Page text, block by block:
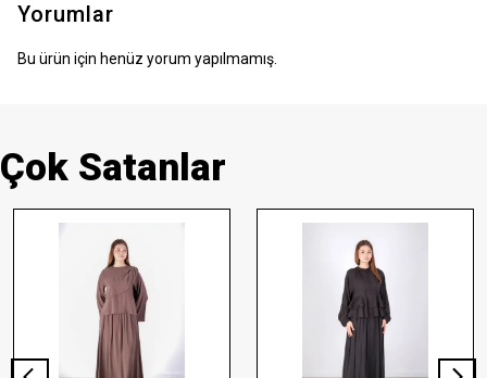
Yorumlar
Bu ürün için henüz yorum yapılmamış.
Çok Satanlar